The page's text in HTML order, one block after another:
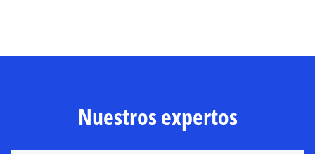
Nuestros expertos